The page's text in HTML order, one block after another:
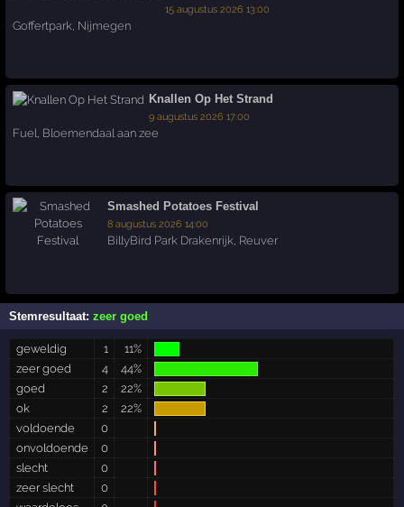
15 augustus 2026 13:00
Goffertpark Nijmegen
Knallen Op Het Strand
9 augustus 2026 17:00
Fuel Bloemendaal aan zee
Smashed Potatoes Festival
8 augustus 2026 14:00
BillyBird Park Drakenrijk, Reuver
Stemresultaat:zeer goed
geweldig 1
11%
zeer goed
4
44%
goed
2
22%
ok
2
22%
voldoende
0
onvoldoende
0
slecht
0
zeer slecht
0